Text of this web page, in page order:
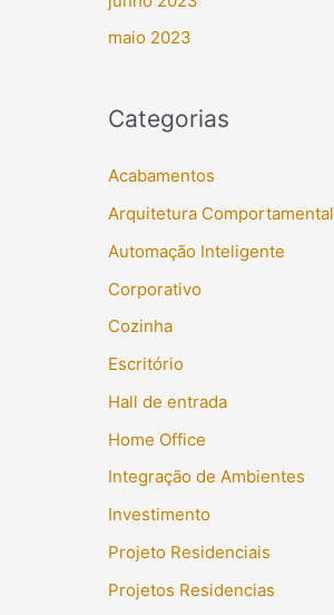
maio 2023
Categorias
Acabamentos
Arquitetura Comportamental
Automação Inteligente
Corporativo
Cozinha
Escritório
Hall de entrada
Home Office
Integração de Ambientes
Investimento
Projeto Residenciais
Projetos Residencias